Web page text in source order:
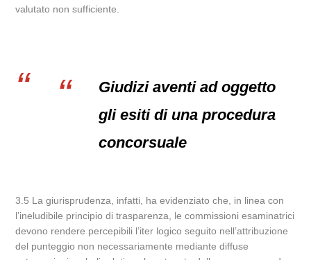
valutato non sufficiente.
Giudizi aventi ad oggetto
gli esiti di una procedura
concorsuale
3.5 La giurisprudenza, infatti, ha evidenziato che, in linea con
l’ineludibile principio di trasparenza, le commissioni esaminatrici
devono rendere percepibili l’iter logico seguito nell’attribuzione
del punteggio non necessariamente mediante diffuse